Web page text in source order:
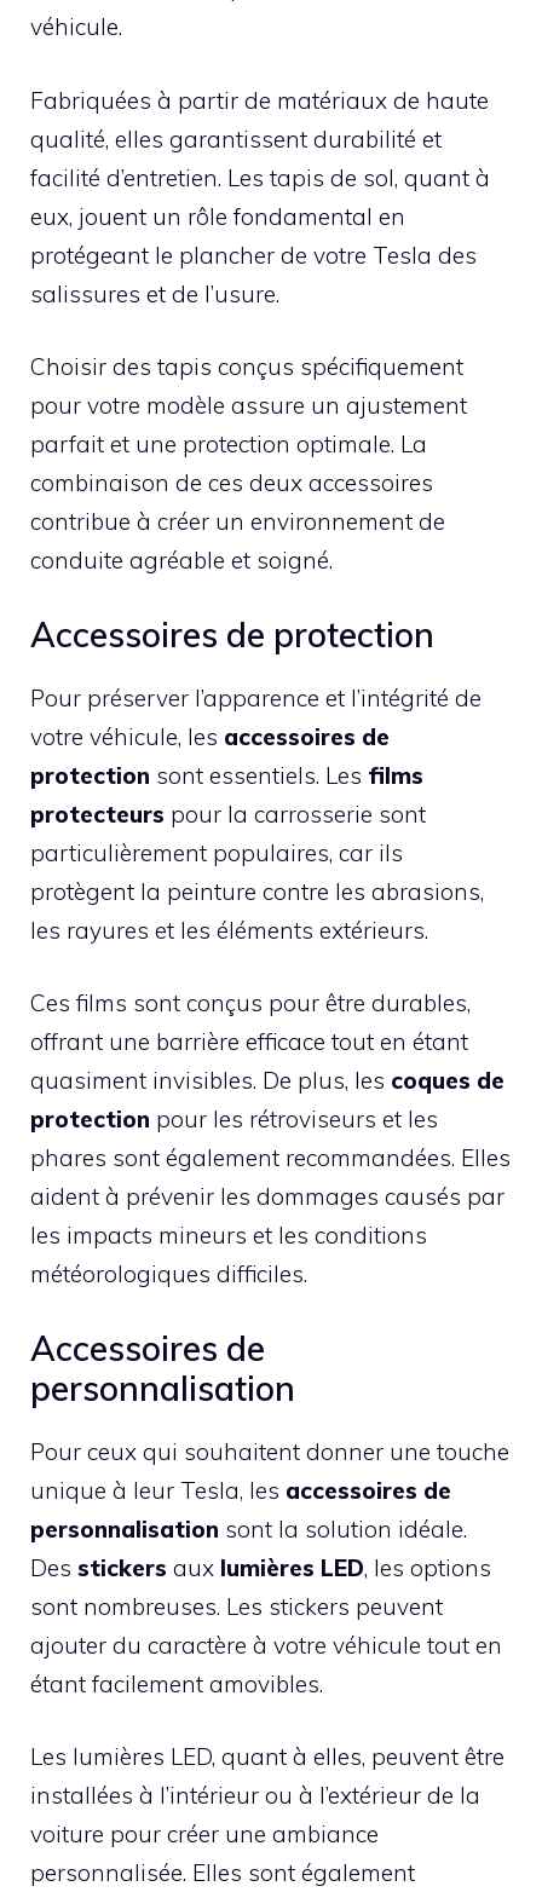
véhicule.
Fabriquées à partir de matériaux de haute
qualité, elles garantissent durabilité et
facilité d’entretien. Les tapis de sol, quant à
eux, jouent un rôle fondamental en
protégeant le plancher de votre Tesla des
salissures et de l’usure.
Choisir des tapis conçus spécifiquement
pour votre modèle assure un ajustement
parfait et une protection optimale. La
combinaison de ces deux accessoires
contribue à créer un environnement de
conduite agréable et soigné.
Accessoires de protection
Pour préserver l’apparence et l’intégrité de
votre véhicule, les accessoires de
protection sont essentiels. Les films
protecteurs pour la carrosserie sont
particulièrement populaires, car ils
protègent la peinture contre les abrasions,
les rayures et les éléments extérieurs.
Ces films sont conçus pour être durables,
offrant une barrière efficace tout en étant
quasiment invisibles. De plus, les coques de
protection pour les rétroviseurs et les
phares sont également recommandées. Elles
aident à prévenir les dommages causés par
les impacts mineurs et les conditions
météorologiques difficiles.
Accessoires de
personnalisation
Pour ceux qui souhaitent donner une touche
unique à leur Tesla, les accessoires de
personnalisation sont la solution idéale.
Des stickers aux lumières LED, les options
sont nombreuses. Les stickers peuvent
ajouter du caractère à votre véhicule tout en
étant facilement amovibles.
Les lumières LED, quant à elles, peuvent être
installées à l’intérieur ou à l’extérieur de la
voiture pour créer une ambiance
personnalisée. Elles sont également